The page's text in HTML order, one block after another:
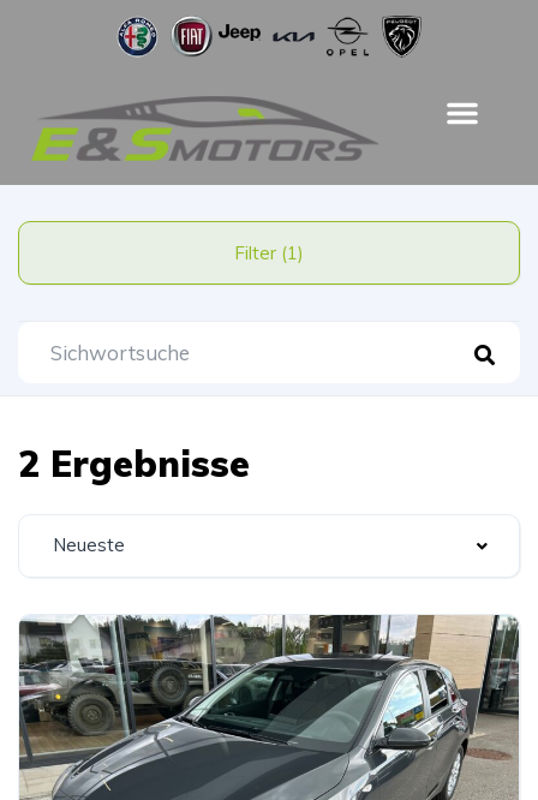
Filter (1)
2 Ergebnisse
Neueste